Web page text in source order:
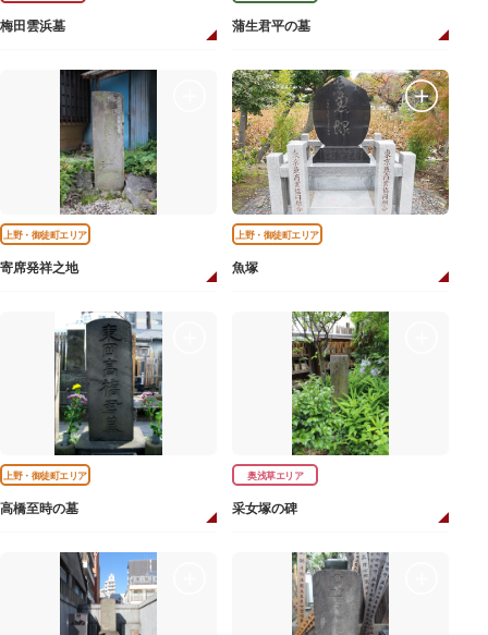
梅田雲浜墓 蒲生君平の墓
上野・御徒町エリア
寄席発祥之地
上野・御徒町エリア
魚塚
上野・御徒町エリア
高橋至時の墓
奥浅草エリア
采女塚の碑